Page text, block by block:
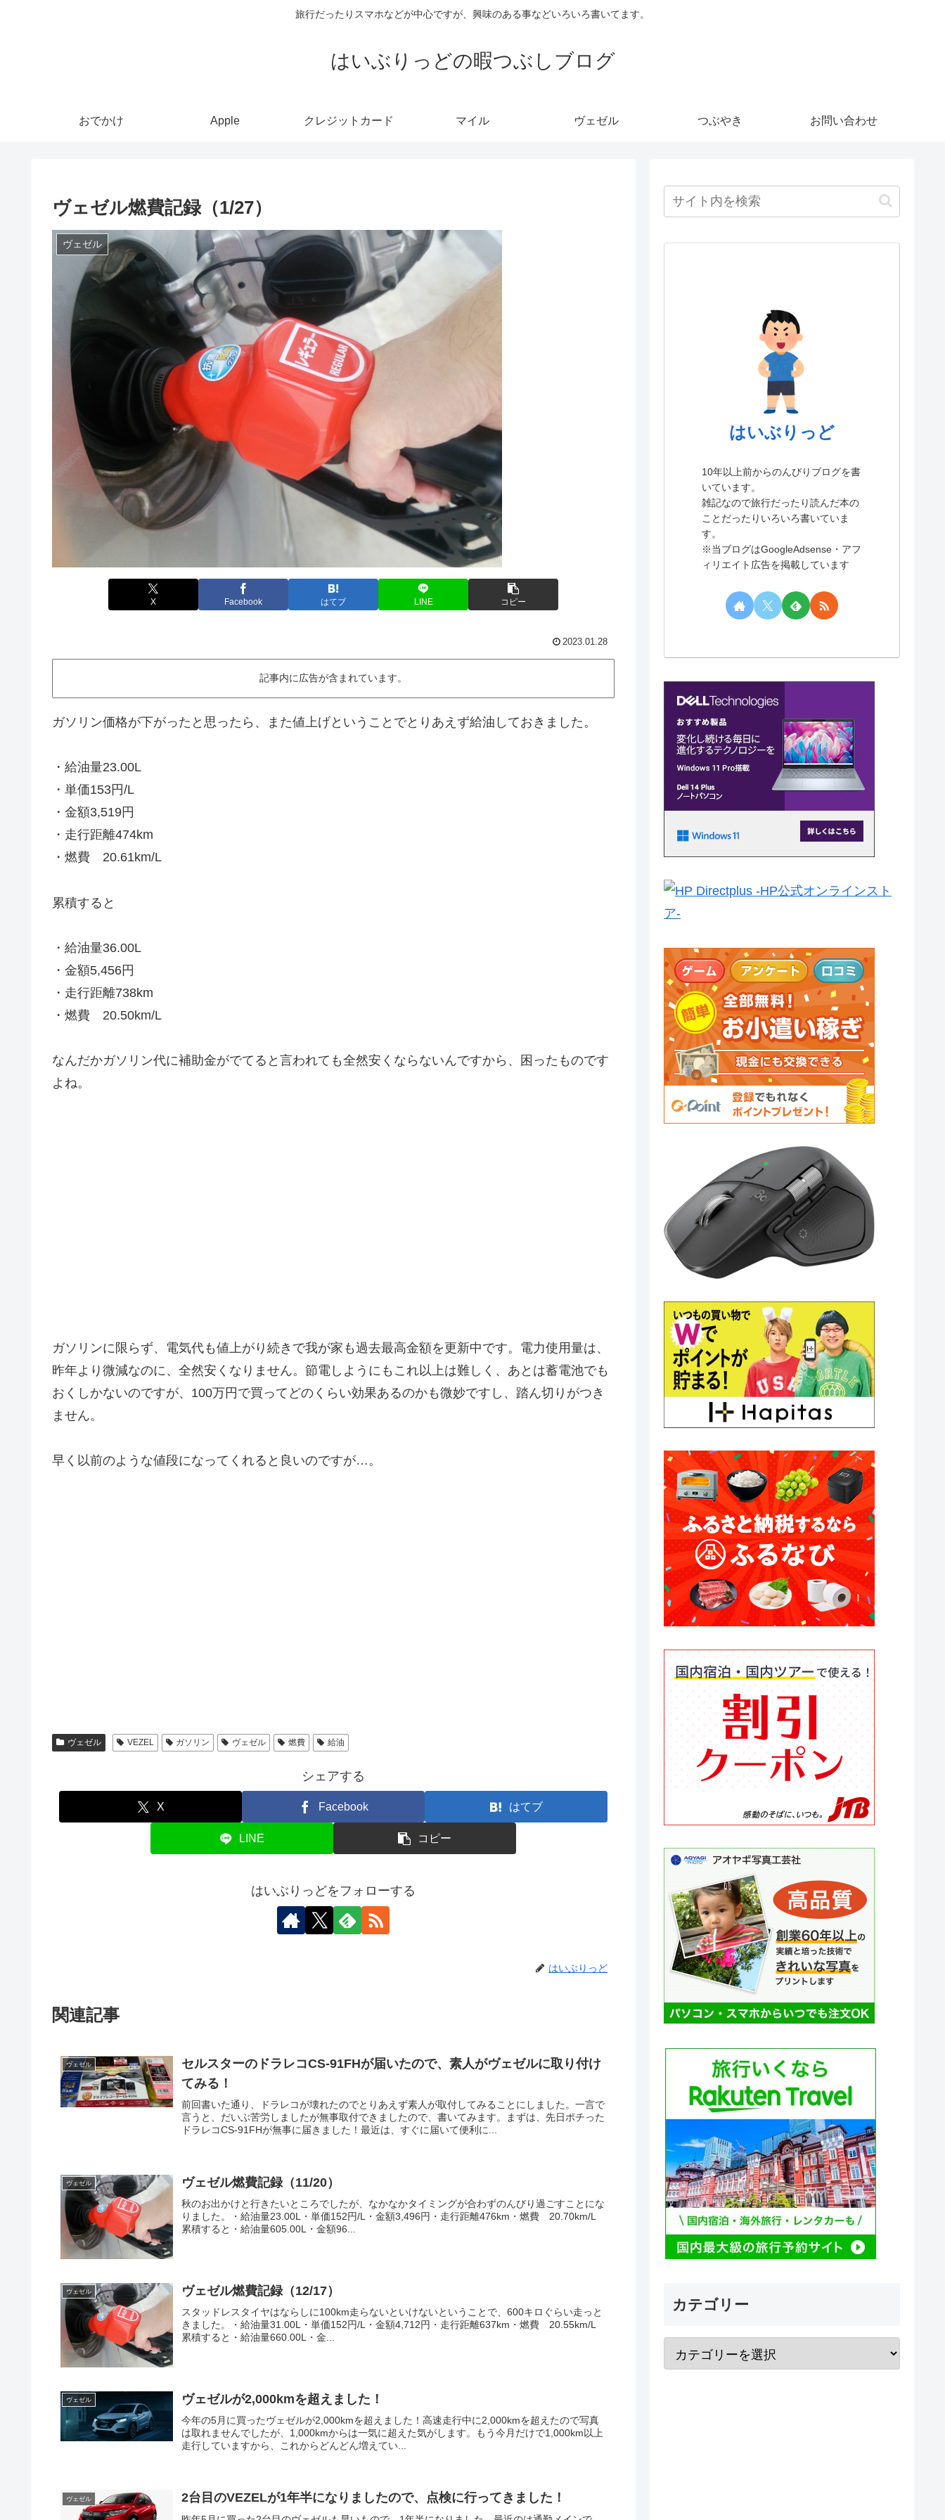
旅行だったりスマホなどが中心ですが、興味のある事などいろいろ書いてます。
はいぶりっどの暇つぶしブログ
おでかけ Apple クレジットカード マイル ヴェゼル つぶやき お問い合わせ
ヴェゼル燃費記録（1/27）
ヴェゼル
X Facebook はてブ LINE コピー
2023.01.28
記事内に広告が含まれています。
ガソリン価格が下がったと思ったら、また値上げということでとりあえず給油しておきました。
・給油量23.00L
・単価153円/L
・金額3,519円
・走行距離474km
・燃費 20.61km/L
累積すると
・給油量36.00L
・金額5,456円
・走行距離738km
・燃費 20.50km/L
なんだかガソリン代に補助金がでてると言われても全然安くならないんですから、困ったものです
よね。
ガソリンに限らず、電気代も値上がり続きで我が家も過去最高金額を更新中です。電力使用量は、
昨年より微減なのに、全然安くなりません。節電しようにもこれ以上は難しく、あとは蓄電池でも
おくしかないのですが、100万円で買ってどのくらい効果あるのかも微妙ですし、踏ん切りがつき
ません。
早く以前のような値段になってくれると良いのですが…。
ヴェゼル VEZEL ガソリン ヴェゼル 燃費 給油
シェアする
X Facebook はてブ
LINE コピー
はいぶりっどをフォローする
はいぶりっど
関連記事
ヴェゼル
セルスターのドラレコCS-91FHが届いたので、素人がヴェゼルに取り付け
てみる！
前回書いた通り、ドラレコが壊れたのでとりあえず素人が取付してみることにしました。一言で
言うと、だいぶ苦労しましたが無事取付できましたので、書いてみます。まずは、先日ポチった
ドラレコCS-91FHが無事に届きました！最近は、すぐに届いて便利に...
ヴェゼル ヴェゼル燃費記録（11/20）
秋のお出かけと行きたいところでしたが、なかなかタイミングが合わずのんびり過ごすことにな
りました。・給油量23.00L・単価152円/L・金額3,496円・走行距離476km・燃費 20.70km/L
累積すると・給油量605.00L・金額96...
ヴェゼル ヴェゼル燃費記録（12/17）
スタッドレスタイヤはならしに100km走らないといけないということで、600キロぐらい走っと
きました。・給油量31.00L・単価152円/L・金額4,712円・走行距離637km・燃費 20.55km/L
累積すると・給油量660.00L・金...
ヴェゼル ヴェゼルが2,000kmを超えました！
今年の5月に買ったヴェゼルが2,000kmを超えました！高速走行中に2,000kmを超えたので写真
は取れませんでしたが、1,000kmからは一気に超えた気がします。もう今月だけで1,000km以上
走行していますから、これからどんどん増えてい...
ヴェゼル 2台目のVEZELが1年半になりましたので、点検に行ってきました！
はいぶりっど
10年以上前からのんびりブログを書
いています。
雑記なので旅行だったり読んだ本の
ことだったりいろいろ書いていま
す。
※当ブログはGoogleAdsense・アフ
ィリエイト広告を掲載しています
カテゴリー